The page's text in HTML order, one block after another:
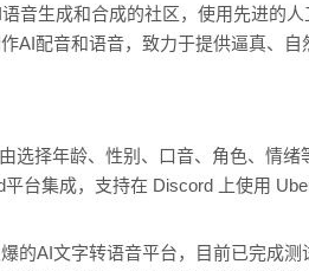
音生成和合成的社区，使用先进的
AI配音和语音，致力于提供逼真、
选择年龄、性别、口音、角色、情
台集成，支持在 Discord 上使用
的AI文字转语音平台，目前已完成